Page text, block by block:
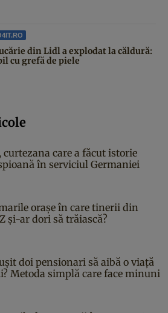
din Lidl a explodat la căldură:
cu grefă de piele
curtezana care a făcut istorie
în serviciul Germaniei
orașe în care tinerii din
și-ar dori să trăiască?
doi pensionari să aibă o viață
Metoda simplă care face minuni